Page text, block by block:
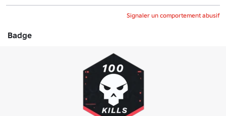
Signaler un comportement abusif
Badge